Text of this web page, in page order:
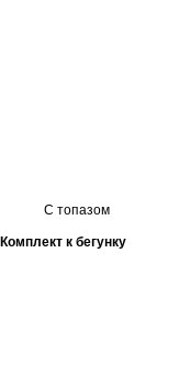
С топазом
Комплект к бегунку